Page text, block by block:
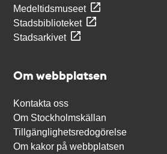
Medeltidsmuseet
Stadsbiblioteket
Stadsarkivet
Om webbplatsen
Kontakta oss
Om Stockholmskällan
Tillgänglighetsredogörelse
Om kakor på webbplatsen